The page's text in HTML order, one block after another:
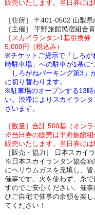
販売いたします。当日券に
［住所］ 〒401-0502 山梨
［主催］ 平野旅館民宿組合
［スカイランタン1基引換券
5,000円（税込み）
※チケットご提示で「しろが
時駐車場」への駐車が1基に
「しろがねパーキング第3」
に切り替わります。
※駐車場のオープンする13時
い。渋滞によりスカイラン
ざいます。
［数量］合計 500基（オン
※当日券の販売は平野旅館
販売いたします。 当日券には
［販売・協力］ 日本スカイ
※日本スカイランタン協会®
にヘリウムガスを充填し、
催事です。火を使わず、糸
すのでご安心ください。催
ひご自宅で催事の余韻を楽
てください！